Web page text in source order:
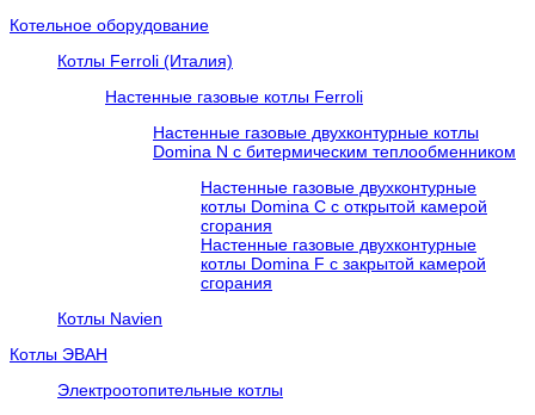
Котельное оборудование
Котлы Ferroli (Италия)
Настенные газовые котлы Ferroli
Настенные газовые двухконтурные котлы
Domina N с битермическим теплообменником
Настенные газовые двухконтурные
котлы Domina C с открытой камерой
сгорания
Настенные газовые двухконтурные
котлы Domina F с закрытой камерой
сгорания
Котлы Navien
Котлы ЭВАН
Электроотопительные котлы